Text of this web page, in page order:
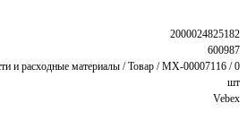
2000024825182
600987
и расходные материалы / Товар / MX-00007116 / 0
шт
Vebex